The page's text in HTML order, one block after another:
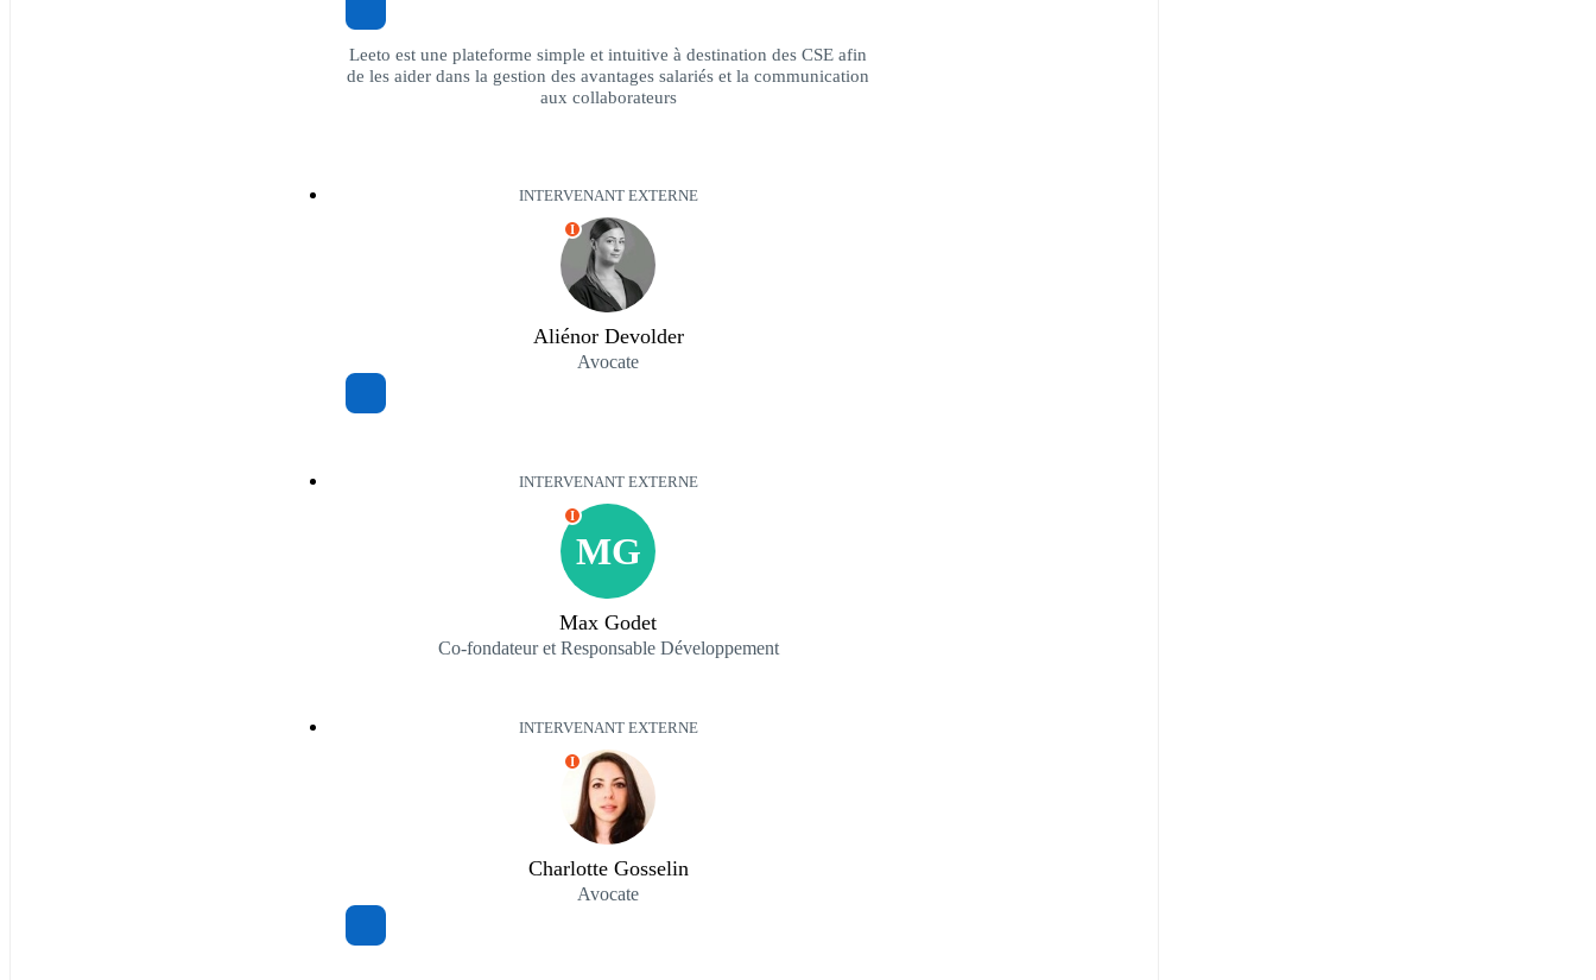
Leeto est une plateforme simple et intuitive à destination des CSE afin
de les aider dans la gestion des avantages salariés et la communication
aux collaborateurs
INTERVENANT EXTERNE
I
Aliénor Devolder
Avocate
INTERVENANT EXTERNE
MG
I
Max Godet
Co-fondateur et Responsable Développement
INTERVENANT EXTERNE
I
Charlotte Gosselin
Avocate